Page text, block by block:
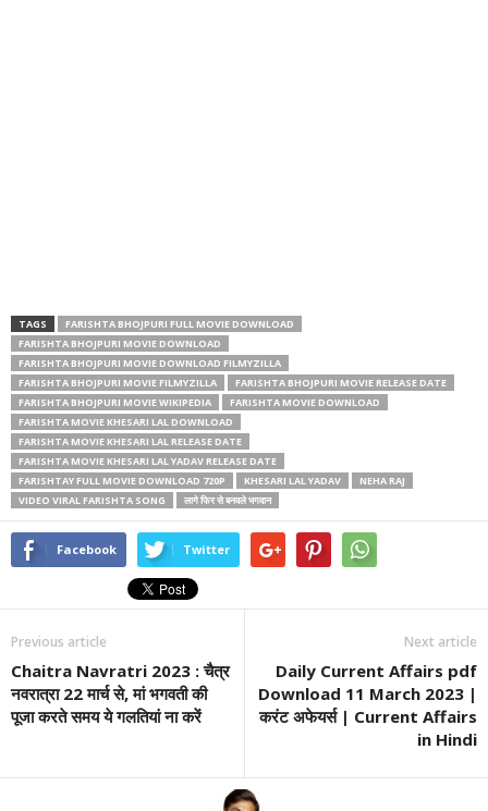
TAGS
FARISHTA BHOJPURI FULL MOVIE DOWNLOAD
FARISHTA BHOJPURI MOVIE DOWNLOAD
FARISHTA BHOJPURI MOVIE DOWNLOAD FILMYZILLA
FARISHTA BHOJPURI MOVIE FILMYZILLA
FARISHTA BHOJPURI MOVIE RELEASE DATE
FARISHTA BHOJPURI MOVIE WIKIPEDIA
FARISHTA MOVIE DOWNLOAD
FARISHTA MOVIE KHESARI LAL DOWNLOAD
FARISHTA MOVIE KHESARI LAL RELEASE DATE
FARISHTA MOVIE KHESARI LAL YADAV RELEASE DATE
FARISHTAY FULL MOVIE DOWNLOAD 720P
KHESARI LAL YADAV
NEHA RAJ
VIDEO VIRAL FARISHTA SONG
लागे फिर से बनवले भगवान
Facebook Twitter
Previous article
Chaitra Navratri 2023 : चैत्र
नवरात्रा 22 मार्च से, मां भगवती की
पूजा करते समय ये गलतियां ना करें
Next article
Daily Current Affairs pdf
Download 11 March 2023 |
करंट अफेयर्स | Current Affairs
in Hindi